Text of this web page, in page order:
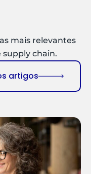
mais relevantes
supply chain.
artigos